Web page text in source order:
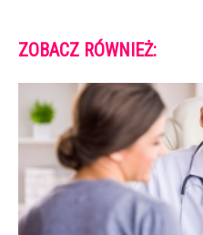
ZOBACZ RÓWNIEŻ: